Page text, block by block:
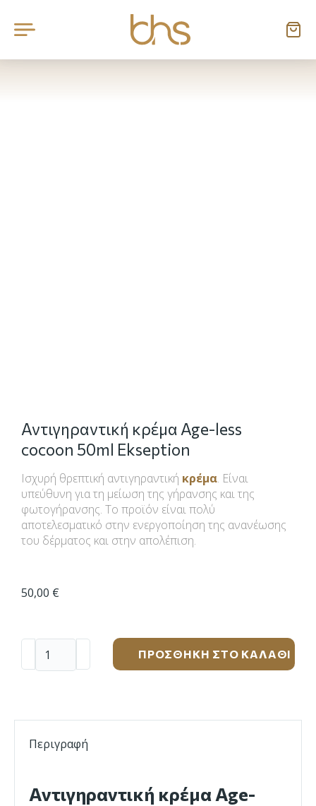
Αντιγηραντική κρέμα Age-less
cocoon 50ml Ekseption
Ισχυρή θρεπτική αντιγηραντική κρέμα. Είναι
υπεύθυνη για τη μείωση της γήρανσης και της
φωτογήρανσης. Το προϊόν είναι πολύ
αποτελεσματικό στην ενεργοποίηση της ανανέωσης
του δέρματος και στην απολέπιση.
50,00 €
ΠΡΟΣΘΉΚΗ ΣΤΟ ΚΑΛΆΘΙ
Περιγραφή
Αντιγηραντική κρέμα Age-